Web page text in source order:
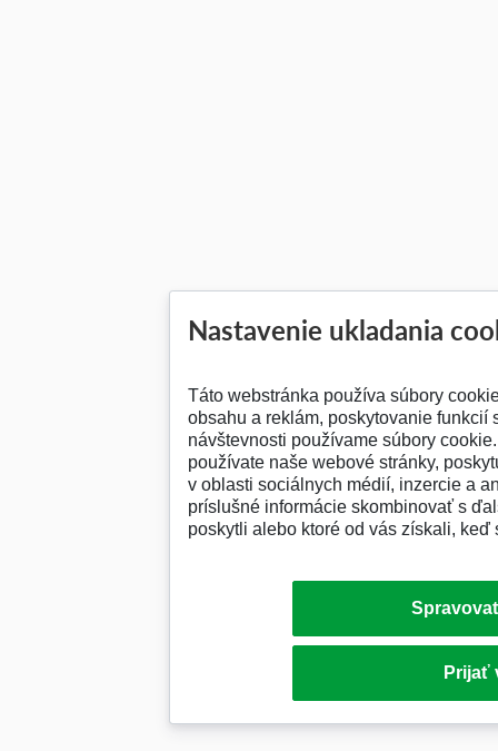
Nastavenie ukladania
Táto webstránka používa súbory
obsahu a reklám, poskytovanie funkcií
návštevnosti používame súbory
používate naše webové stránky,
v oblasti sociálnych médií, inzercie a
príslušné informácie skombinovať s
poskytli alebo ktoré od vás získali, keď
Prijať